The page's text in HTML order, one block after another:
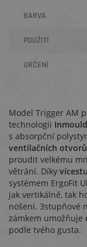
BARVA
POUŽITÍ
URČENÍ
Model Trigger AM
technologii Inmould
s absorpční
ventilačních otvorů
proudit velkému
větrání. Díky
systémem ErgoFit
jak vertikálně, tak
nošení. 3stupňové
zámkem umožňuje
podle tvého gusta.